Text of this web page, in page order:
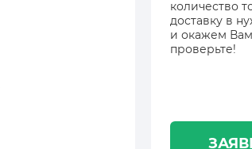
количество
доставку в
и окажем
проверьте!